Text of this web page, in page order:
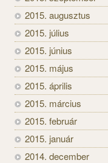
2015. augusztus
2015. július
2015. június
2015. május
2015. április
2015. március
2015. február
2015. január
2014. december